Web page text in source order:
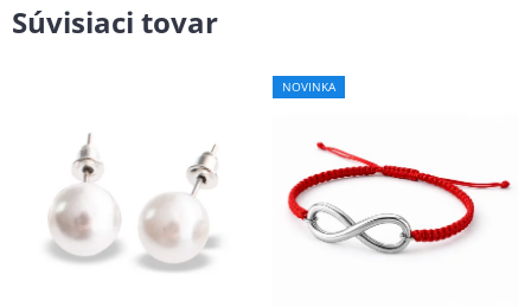
Súvisiaci tovar
NOVINKA